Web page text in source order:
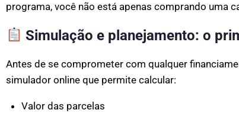
programa, você não está apenas comprando uma
Simulação e planejamento: o
Antes de se comprometer com qualquer
simulador online que permite calcular:
Valor das parcelas